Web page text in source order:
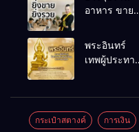
อาหาร ขายดี
เคล็ดลับปรับ
ดวง ปรับร้าน
ให้ลูกค้าแน่น
พระอินทร์
เทพผู้ประทา
กระเป๋าสตางค์ การเงิน